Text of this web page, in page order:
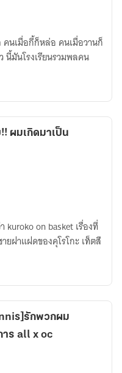
นเมื่อกี้ก็หล่อ คนเมื่อวานก็
นี้มันโรงเรียนรวมพลคน
ผมเกิดมาเป็น
on basket เรื่องที่
ยฝาแฝดของคุโรโกะ เท็ตสึ
รักพวกผม
ร all x oc